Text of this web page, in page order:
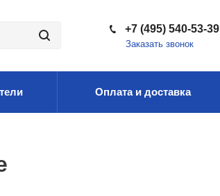
+7 (495) 540-53-39
Заказать звонок
Оплата и доставка